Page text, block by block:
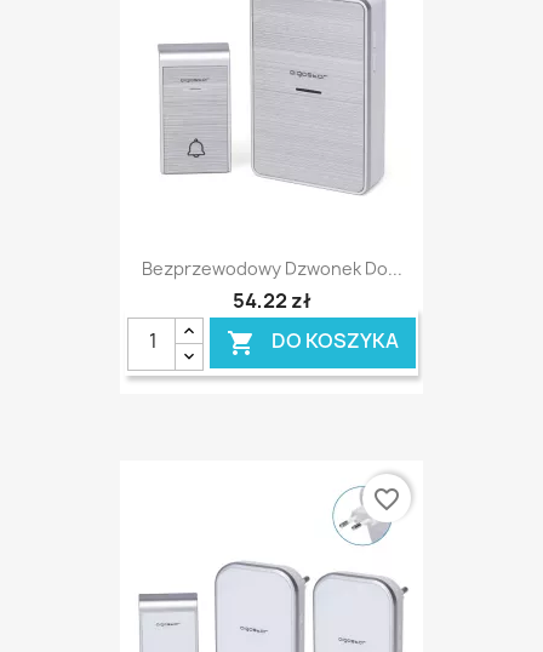
Bezprzewodowy Dzwonek Do...
54,22 zł
 DO KOSZYKA
favorite_border